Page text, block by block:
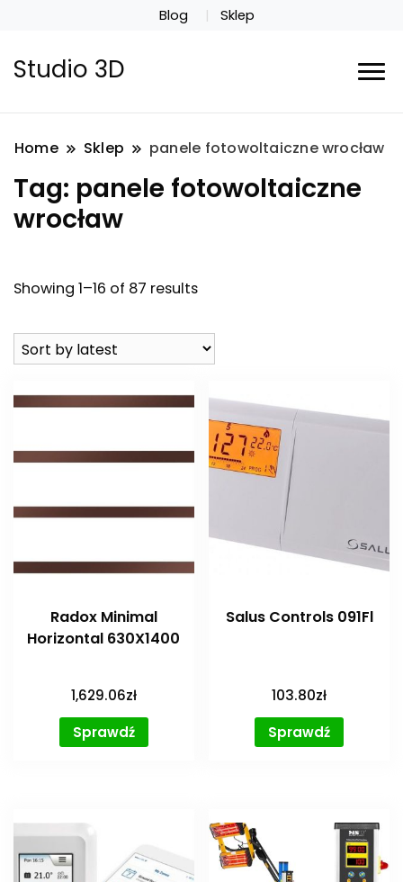
Blog Sklep
Studio 3D
Home Sklep panele fotowoltaiczne wrocław
Tag: panele fotowoltaiczne
wrocław
Showing 1–16 of 87 results
Radox Minimal
Horizontal 630X1400
1,629.06zł
Sprawdź
Salus Controls 091Fl
103.80zł
Sprawdź